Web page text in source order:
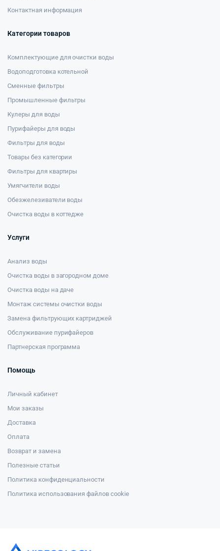
Контактная информация
Категории товаров
Комплектующие для очистки воды
Водоподготовка котельной
Сменные фильтры
Промышленные фильтры
Кулеры для воды
Пурифайеры для воды
Фильтры для воды
Товары без категории
Фильтры для квартиры
Умягчители воды
Обезжелезиватели воды
Очистка воды в коттедже
Услуги
Анализ воды
Очистка воды в загородном доме
Очистка воды на даче
Монтаж системы очистки воды
Замена фильтрующих картриджей
Обслуживание пурифайеров
Партнерская программа
Помощь
Личный кабинет
Мои заказы
Доставка
Оплата
Возврат и замена
Полезные статьи
Политика конфиденциальности
Политика использования файлов cookie